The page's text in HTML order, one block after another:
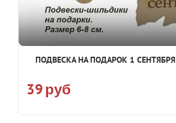
ПОДВЕСКА НА ПОДАРОК 1 СЕНТЯБРЯ
39 руб